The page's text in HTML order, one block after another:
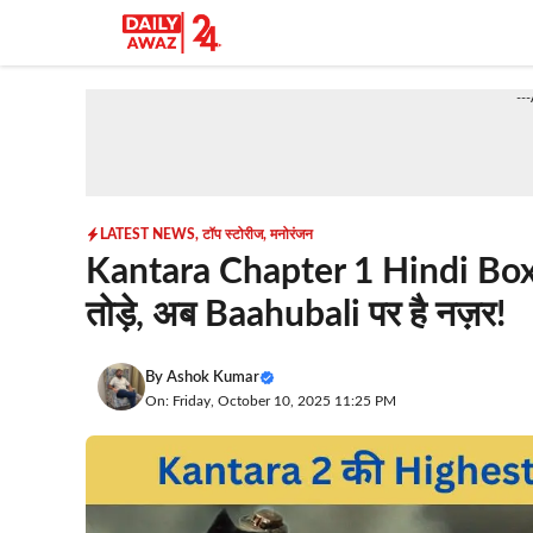
content
---
LATEST NEWS,टॉप स्टोरीज,मनोरंजन
Kantara Chapter 1 Hindi
तोड़े, अब Baahubali पर है नज़र!
By Ashok Kumar
On: Friday, October 10, 2025 11:25 PM